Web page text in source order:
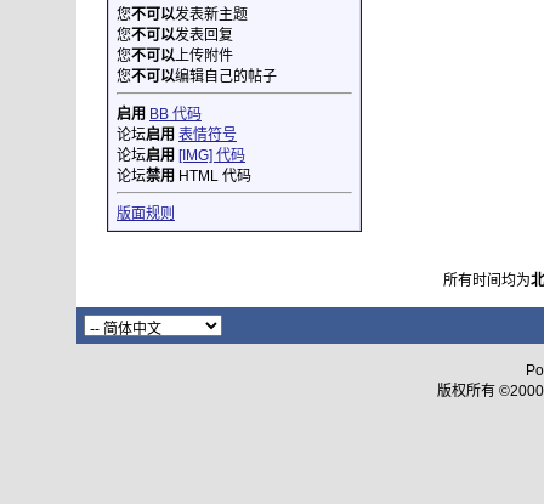
您不可以发表新主题
您不可以发表回复
您不可以上传附件
您不可以编辑自己的帖子
启用 BB 代码
论坛启用 表情符号
论坛启用 [IMG] 代码
论坛禁用 HTML 代码
版面规则
所有时间均为
版权所有